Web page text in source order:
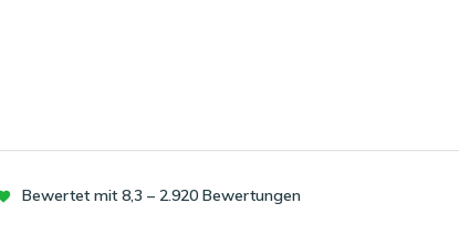
Bewertet mit 8,3 – 2.920 Bewertungen